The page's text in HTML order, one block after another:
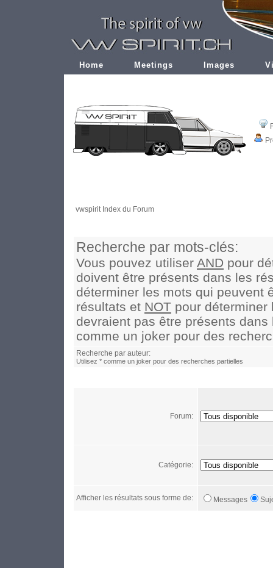
Home Meetings Images
vwspirit Index du Forum
Recherche par mots-clés:
Vous pouvez utiliser AND pour
doivent être présents dans les
déterminer les mots qui peuvent
résultats et NOT pour déterminer
devraient pas être présents
comme un joker pour des
Recherche par auteur:
Utilisez * comme un joker pour des recherches partielles
Forum:
Catégorie:
Afficher les résultats sous forme de: Messages